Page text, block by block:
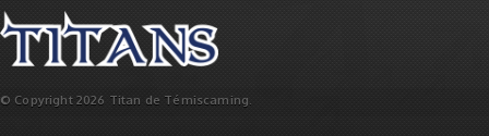
© Copyright 2026 Titan de Témiscaming.